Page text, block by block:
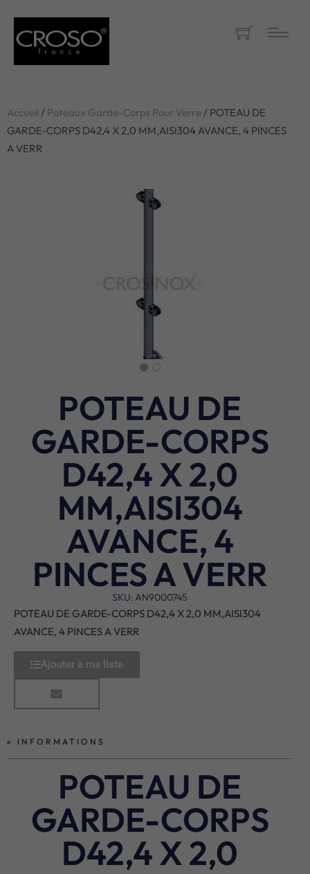
Accueil / Poteaux Garde-Corps Pour Verre / POTEAU DE
GARDE-CORPS D42,4 X 2,0 MM,AISI304 AVANCE, 4 PINCES
A VERR
POTEAU DE
GARDE-CORPS
D42,4 X 2,0
MM,AISI304
AVANCE, 4
PINCES A VERR
SKU: AN9000745
POTEAU DE GARDE-CORPS D42,4 X 2,0 MM,AISI304
AVANCE, 4 PINCES A VERR
Ajouter à ma liste
INFORMATIONS
POTEAU DE
GARDE-CORPS
D42,4 X 2,0